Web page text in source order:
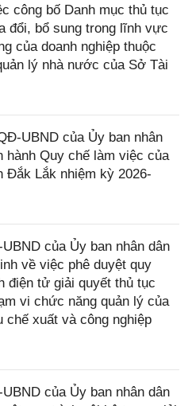
công bố Danh mục thủ tục
đổi, bổ sung trong lĩnh vực
của doanh nghiệp thuộc
lý nhà nước của Sở Tài
UBND của Ủy ban nhân
hành Quy chế làm việc của
Đắk Lắk nhiệm kỳ 2026-
của Ủy ban nhân dân
về việc phê duyệt quy
điện tử giải quyết thủ tục
vi chức năng quản lý của
chế xuất và công nghiệp
của Ủy ban nhân dân